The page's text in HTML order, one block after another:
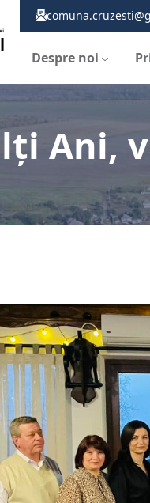
Despre noi
Ani,